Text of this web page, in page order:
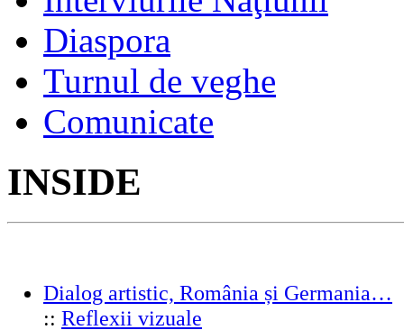
Diaspora
Turnul de veghe
Comunicate
INSIDE
Dialog artistic, România și Germania…
:: Reflexii vizuale